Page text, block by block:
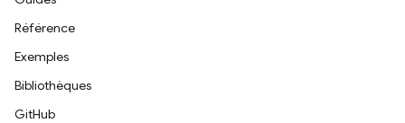
Référence
Exemples
Bibliothèques
GitHub